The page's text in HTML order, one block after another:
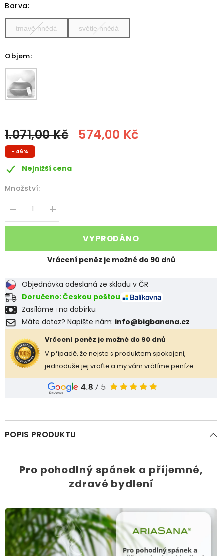
Barva:
tmavě hnědá světle hnědá
Objem:
1.071,00 Kč 574,00 Kč
- 46%
Nejnižší cena
Množství:
Decrease
quantity
for
Increase
quantity
for
ARIASANA®
ZVLHČOVAČVYPRODÁNO
Vrácení peněz je možné do 90 dnů
Objednávka odeslaná ze skladu v ČR
Doručeno: Českou poštou
Zasíláme i na dobírku
Máte dotaz? Napište nám: info@bigbanana.cz
Vrácení peněz je možné do 90 dnů
V případě, že nejste s produktem spokojeni,
jednoduše jej vraťte a my vám vrátíme peníze.
POPIS PRODUKTU
Pro pohodlný spánek a příjemné,
zdravé bydlení